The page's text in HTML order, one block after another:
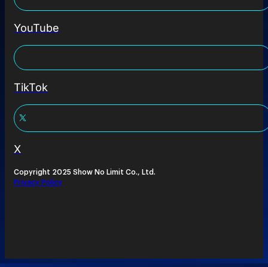
YouTube
TikTok
X
Copyright 2025 Show No Limit Co., Ltd.
Privacy Policy